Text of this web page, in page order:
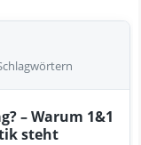
– Warum 1&1
steht